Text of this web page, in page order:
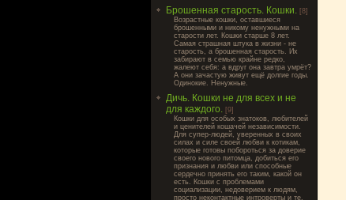
Брошенная старость. Кошки. [8]
Возрастные кошки, оставшиеся
брошенными и никому ненужными на
старости лет. Кошки старше 8 лет.
Самая страшная штука в жизни - не
старость, а брошенная старость. Их
забирают в семью крайне редко,
жалеют себя: а вдруг она завтра умрёт?
А они зачастую живут ещё долгие годы.
Одинокие. Ненужные.
Дичь. Кошки не для всех и не
для каждого. [9]
Кошки для особых знатоков, любителей
и ценителей кошачей независимости.
Для супер-людей, уверенных в своих
силах и силе своей любви к котикам,
которые готовы побороться за доверие
своего нового питомца, добиться его
признания и любви или способные
сердечно принять его таким, какой он
есть. Кошки с проблемами
социализации, недоверием к людям,
просто неконтактные интроверты и те,